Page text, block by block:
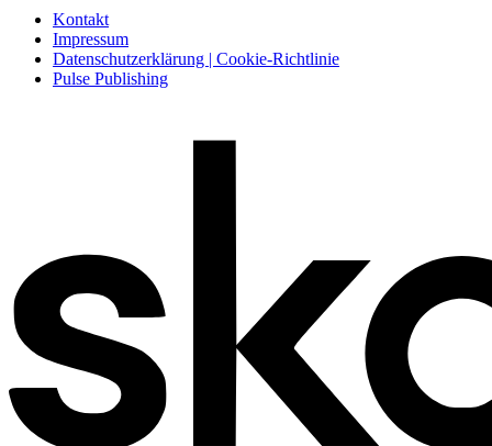
Kontakt
Impressum
Datenschutzerklärung | Cookie-Richtlinie
Pulse Publishing